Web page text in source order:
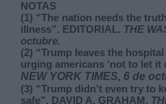
NOTAS
(1) “The nation needs the
illness”. EDITORIAL. THE
octubre.
(2) “Trump leaves the
urging americans ‘not to let it
NEW YORK TIMES, 6 de
(3) “Trump didn’t even try to
safe”. DAVID A. GRAHAM.